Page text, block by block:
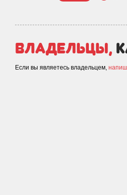
Владельцы,
Если вы являетесь владельцем,